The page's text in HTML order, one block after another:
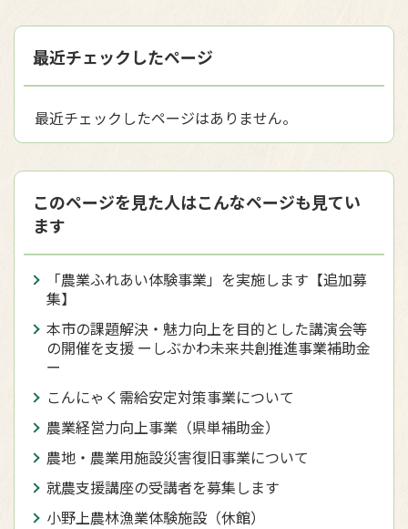
最近チェックしたページ
最近チェックしたページはありません。
このページを見た人はこんなページも見てい
ます
「農業ふれあい体験事業」を実施します【追加募
集】
本市の課題解決・魅力向上を目的とした講演会等
の開催を支援 ーしぶかわ未来共創推進事業補助金
ー
こんにゃく需給安定対策事業について
農業経営力向上事業（県単補助金）
農地・農業用施設災害復旧事業について
就農支援講座の受講者を募集します
小野上農林漁業体験施設（休館）